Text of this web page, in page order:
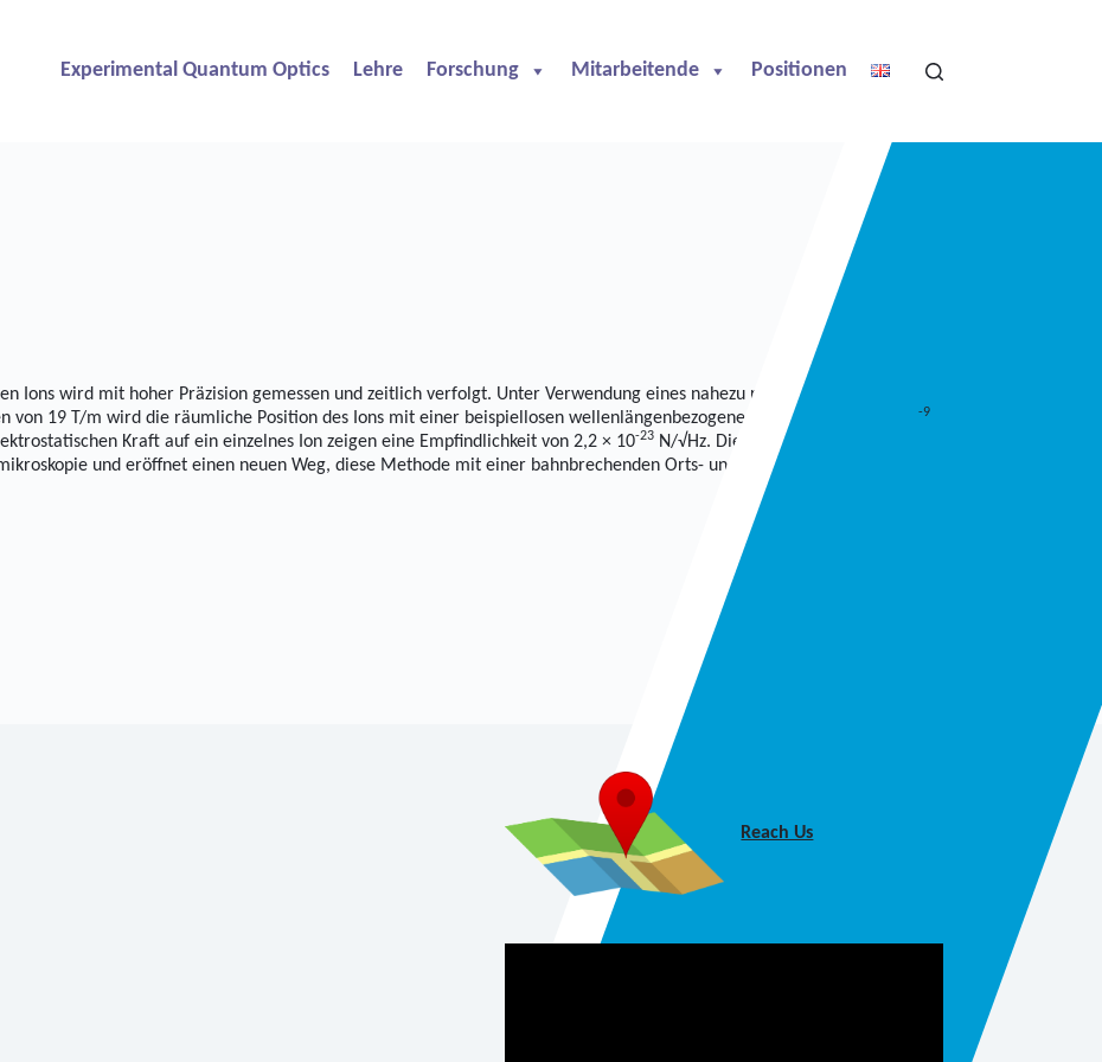
Experimental Quantum Optics Lehre Forschung Mitarbeitende Positionen
Ions wird mit hoher Präzision gemessen und zeitlich verfolgt. Unter Verwendung eines nahezu resonanten Hochfrequenzfeldes der
19 T/m wird die räumliche Position des Ions mit einer beispiellosen wellenlängenbezogenen Auflösung von 5 × 10
-9
Kraft auf ein einzelnes Ion zeigen eine Empfindlichkeit von 2,2 × 10-23 N/√Hz. Die Echtzeitmessung der Position eines Atoms
und eröffnet einen neuen Weg, diese Methode mit einer bahnbrechenden Orts- und Kraftauflösung zu nutzen.
Reach Us